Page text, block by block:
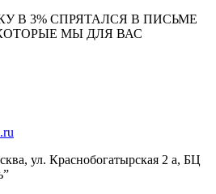
В 3% СПРЯТАЛСЯ В ПИCЬМЕ
МЫ ДЛЯ ВАС
, ул. Краснобогатырская 2 а, БЦ